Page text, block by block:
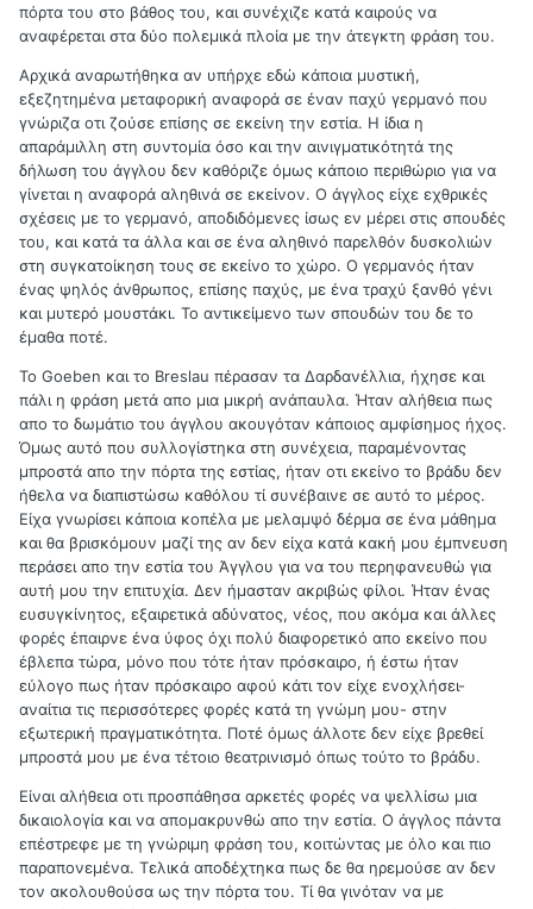
πόρτα του στο βάθος του, και συνέχιζε κατά καιρούς να
αναφέρεται στα δύο πολεμικά πλοία με την άτεγκτη φράση του.
Αρχικά αναρωτήθηκα αν υπήρχε εδώ κάποια μυστική,
εξεζητημένα μεταφορική αναφορά σε έναν παχύ γερμανό που
γνώριζα οτι ζούσε επίσης σε εκείνη την εστία. Η ίδια η
απαράμιλλη στη συντομία όσο και την αινιγματικότητά της
δήλωση του άγγλου δεν καθόριζε όμως κάποιο περιθώριο για να
γίνεται η αναφορά αληθινά σε εκείνον. Ο άγγλος είχε εχθρικές
σχέσεις με το γερμανό, αποδιδόμενες ίσως εν μέρει στις σπουδές
του, και κατά τα άλλα και σε ένα αληθινό παρελθόν δυσκολιών
στη συγκατοίκηση τους σε εκείνο το χώρο. Ο γερμανός ήταν
ένας ψηλός άνθρωπος, επίσης παχύς, με ένα τραχύ ξανθό γένι
και μυτερό μουστάκι. Το αντικείμενο των σπουδών του δε το
έμαθα ποτέ.
Το Goeben και το Breslau πέρασαν τα Δαρδανέλλια, ήχησε και
πάλι η φράση μετά απο μια μικρή ανάπαυλα. Ήταν αλήθεια πως
απο το δωμάτιο του άγγλου ακουγόταν κάποιος αμφίσημος ήχος.
Όμως αυτό που συλλογίστηκα στη συνέχεια, παραμένοντας
μπροστά απο την πόρτα της εστίας, ήταν οτι εκείνο το βράδυ δεν
ήθελα να διαπιστώσω καθόλου τί συνέβαινε σε αυτό το μέρος.
Είχα γνωρίσει κάποια κοπέλα με μελαμψό δέρμα σε ένα μάθημα
και θα βρισκόμουν μαζί της αν δεν είχα κατά κακή μου έμπνευση
περάσει απο την εστία του Άγγλου για να του περηφανευθώ για
αυτή μου την επιτυχία. Δεν ήμασταν ακριβώς φίλοι. Ήταν ένας
ευσυγκίνητος, εξαιρετικά αδύνατος, νέος, που ακόμα και άλλες
φορές έπαιρνε ένα ύφος όχι πολύ διαφορετικό απο εκείνο που
έβλεπα τώρα, μόνο που τότε ήταν πρόσκαιρο, ή έστω ήταν
εύλογο πως ήταν πρόσκαιρο αφού κάτι τον είχε ενοχλήσει-
αναίτια τις περισσότερες φορές κατά τη γνώμη μου- στην
εξωτερική πραγματικότητα. Ποτέ όμως άλλοτε δεν είχε βρεθεί
μπροστά μου με ένα τέτοιο θεατρινισμό όπως τούτο το βράδυ.
Είναι αλήθεια οτι προσπάθησα αρκετές φορές να ψελλίσω μια
δικαιολογία και να απομακρυνθώ απο την εστία. Ο άγγλος πάντα
επέστρεφε με τη γνώριμη φράση του, κοιτώντας με όλο και πιο
παραπονεμένα. Τελικά αποδέχτηκα πως δε θα ηρεμούσε αν δεν
τον ακολουθούσα ως την πόρτα του. Τί θα γινόταν να με